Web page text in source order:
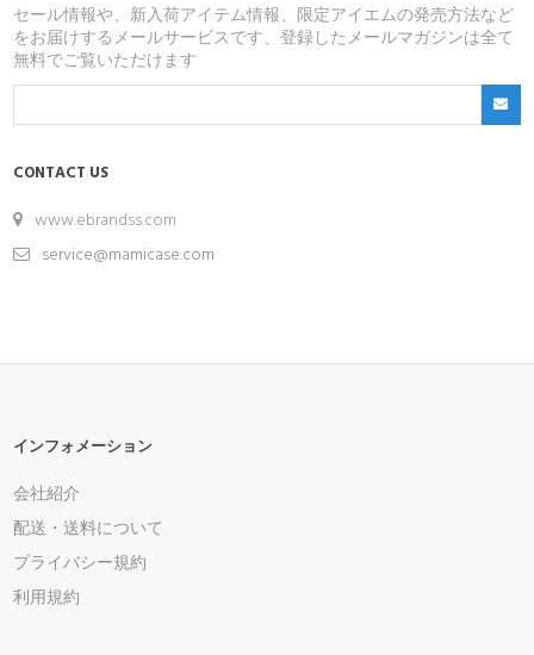
セール情報や、新入荷アイテム情報、限定アイエムの発売方法など
をお届けするメールサービスです、登録したメールマガジンは全て
無料でご覧いただけます
CONTACT US
www.ebrandss.com
service@mamicase.com
インフォメーション
会社紹介
配送・送料について
プライバシー規約
利用規約